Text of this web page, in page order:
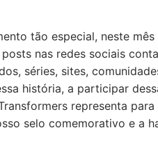
tão especial, neste
nas redes sociais
séries, sites,
história, a participar
representa
selo comemorativo e a